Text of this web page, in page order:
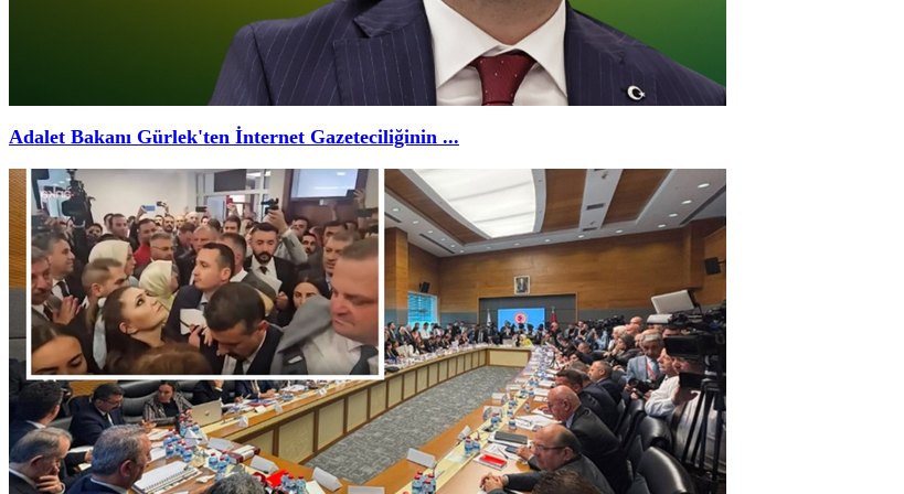
Adalet Bakanı Gürlek'ten İnternet Gazeteciliğinin ...